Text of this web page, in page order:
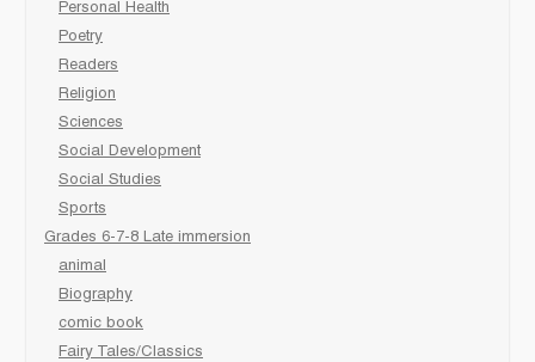
Personal Health
Poetry
Readers
Religion
Sciences
Social Development
Social Studies
Sports
Grades 6-7-8 Late immersion
animal
Biography
comic book
Fairy Tales/Classics